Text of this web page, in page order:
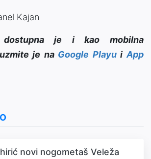
Kajan
dostupna je i kao mobilna
je na Google PlayuiApp
novi nogometaš Veleža